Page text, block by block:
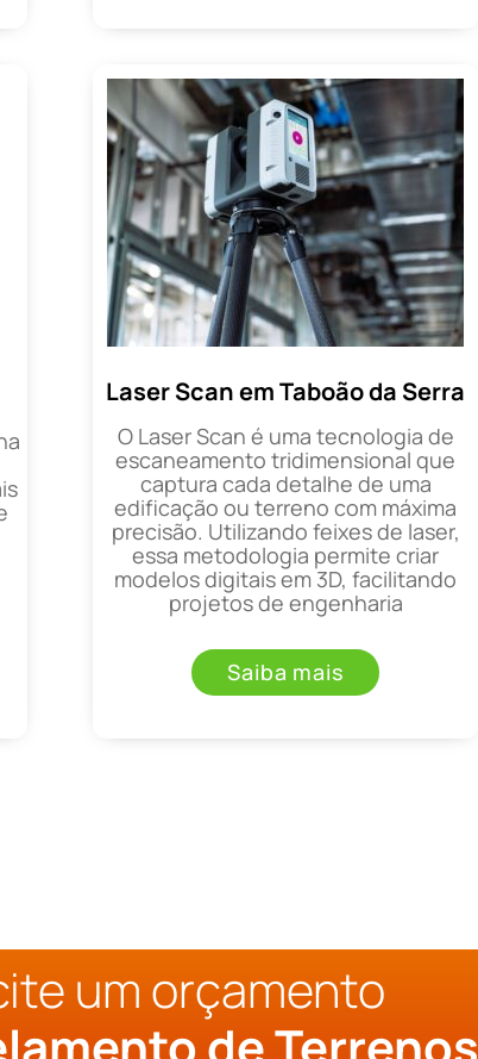
Laser Scan em Taboão da Serra
O Laser Scan é uma tecnologia de
escaneamento tridimensional que
captura cada detalhe de uma
edificação ou terreno com máxima
precisão. Utilizando feixes de laser,
essa metodologia permite criar
modelos digitais em 3D, facilitando
projetos de engenharia
Saiba mais
um orçamento